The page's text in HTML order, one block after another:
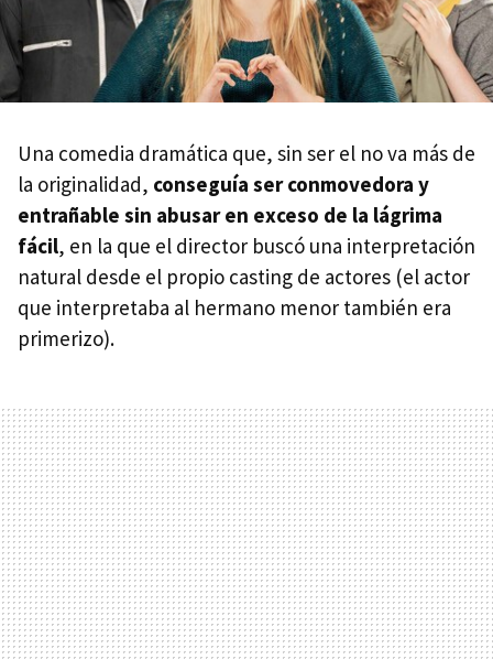
Una comedia dramática que, sin ser el no va más de
la originalidad, conseguía ser conmovedora y
entrañable sin abusar en exceso de la lágrima
fácil, en la que el director buscó una interpretación
natural desde el propio casting de actores (el actor
que interpretaba al hermano menor también era
primerizo).